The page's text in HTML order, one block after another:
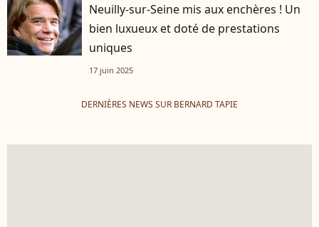
Neuilly-sur-Seine mis aux enchères ! Un
bien luxueux et doté de prestations
uniques
17 juin 2025
DERNIÈRES NEWS SUR BERNARD TAPIE